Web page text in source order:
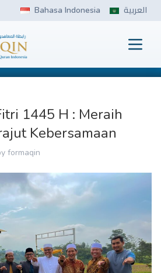
Bahasa Indonesia العربية
1445 H : Meraih
Kebersamaan
formaqin